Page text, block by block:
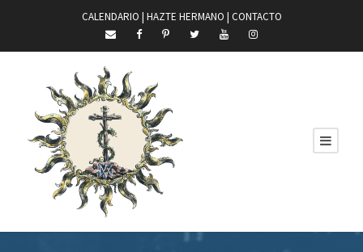
CALENDARIO | HAZTE HERMANO | CONTACTO